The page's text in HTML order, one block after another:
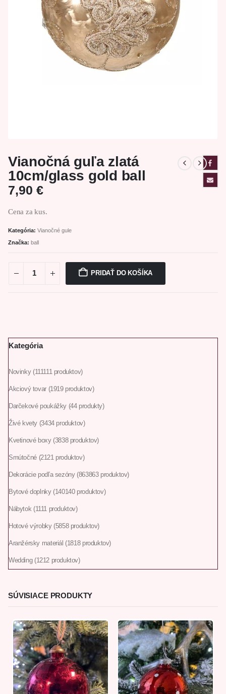
Vianočná guľa zlatá
10cm/glass gold ball
7,90 €
Cena za kus.
Kategória: Vianočné gule
Značka: ball
PRIDAŤ DO KOŠÍKA
Kategória
Novinky 111111 produktov
Akciový tovar 1919 produktov
Darčekové poukážky 44 produkty
Živé kvety 3434 produktov
Kvetinové boxy 3838 produktov
Smútočné 2121 produktov
Dekorácie podľa sezóny 863863 produktov
Bytové doplnky 140140 produktov
Nábytok 1111 produktov
Hotové výrobky 5858 produktov
Aranžérsky materiál 1818 produktov
Wedding 1212 produktov
SÚVISIACE PRODUKTY